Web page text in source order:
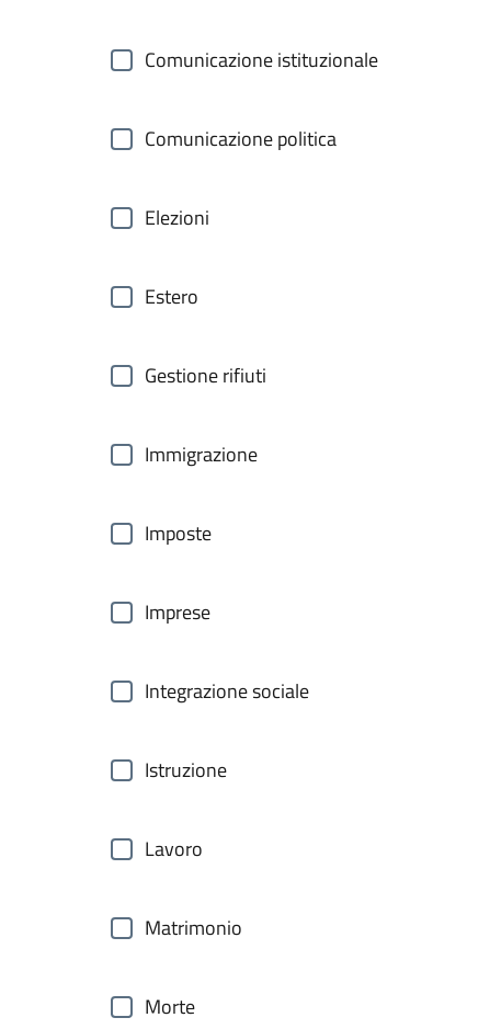
Comunicazione istituzionale
Comunicazione politica
Elezioni
Estero
Gestione rifiuti
Immigrazione
Imposte
Imprese
Integrazione sociale
Istruzione
Lavoro
Matrimonio
Morte